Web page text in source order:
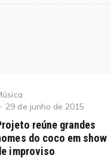
Posted
29 de junho de 2015
reúne grandes
do coco em show
improviso